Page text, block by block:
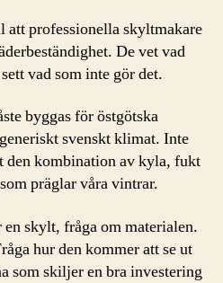
att professionella skyltmakare
De vet vad
vad som inte gör det.
byggas för östgötska
svenskt klimat. Inte
den kombination av kyla, fukt
präglar våra vintrar.
en skylt, fråga om materialen.
hur den kommer att se ut
som skiljer en bra investering